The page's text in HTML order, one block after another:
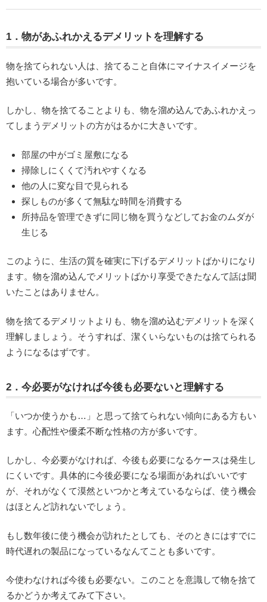
1．物があふれかえるデメリットを理解する
物を捨てられない人は、捨てること自体にマイナスイメージを
抱いている場合が多いです。
しかし、物を捨てることよりも、物を溜め込んであふれかえっ
てしまうデメリットの方がはるかに大きいです。
部屋の中がゴミ屋敷になる
掃除しにくくて汚れやすくなる
他の人に変な目で見られる
探しものが多くて無駄な時間を消費する
所持品を管理できずに同じ物を買うなどしてお金のムダが
生じる
このように、生活の質を確実に下げるデメリットばかりになり
ます。物を溜め込んでメリットばかり享受できたなんて話は聞
いたことはありません。
物を捨てるデメリットよりも、物を溜め込むデメリットを深く
理解しましょう。そうすれば、潔くいらないものは捨てられる
ようになるはずです。
2．今必要がなければ今後も必要ないと理解する
「いつか使うかも…」と思って捨てられない傾向にある方もい
ます。心配性や優柔不断な性格の方が多いです。
しかし、今必要がなければ、今後も必要になるケースは発生し
にくいです。具体的に今後必要になる場面があればいいです
が、それがなくて漠然といつかと考えているならば、使う機会
はほとんど訪れないでしょう。
もし数年後に使う機会が訪れたとしても、そのときにはすでに
時代遅れの製品になっているなんてことも多いです。
今使わなければ今後も必要ない。このことを意識して物を捨て
るかどうか考えてみて下さい。